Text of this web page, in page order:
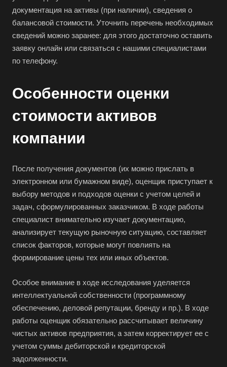
документация на активы (при наличии), сведения о
балансовой стоимости. Уточнить перечень необходимых
сведений можно заранее: для этого достаточно оставить
заявку онлайн или связаться с нашими специалистами
по телефону.
Особенности оценки
стоимости активов
компании
После получения документов (их можно прислать в
электронном или бумажном виде), оценщик приступает к
выбору методов и подходов оценки с учетом целей и
задач, сформулированных заказчиком. В ходе работы
специалист внимательно изучает документацию,
анализирует текущую рыночную ситуацию, составляет
список факторов, которые могут повлиять на
формирование цены тех или иных объектов.
Особое внимание в ходе исследования уделяется
интеллектуальной собственности (программному
обеспечению, деловой репутации, бренду и пр.). В ходе
работы оценщик обязательно рассчитывает величину
чистых активов предприятия, а затем корректирует ее с
учетом суммы дебиторской и кредиторской
задолженности.
Благовещенск
Благодарный
Богородицк
Боготол
Бор
Борзя
Братск
Бронницы
Брянск
Бугульма
Бугуруслан
Бузулук
Буй
Буйнакск
Бутурлиновка
Валдай
Великие Луки
Великий Новгород